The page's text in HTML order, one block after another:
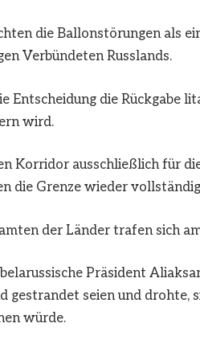
die Ballonstörungen als
Verbündeten Russlands.
Entscheidung die Rückgabe
wird.
Korridor ausschließlich für
die Grenze wieder
der Länder trafen sich
Präsident
gestrandet seien und drohte,
würde.